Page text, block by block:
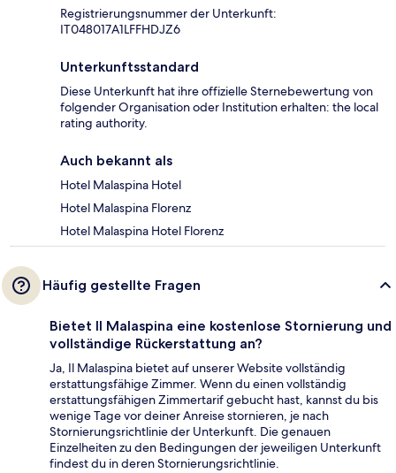
Registrierungsnummer der Unterkunft:
IT048017A1LFFHDJZ6
Unterkunftsstandard
Diese Unterkunft hat ihre offizielle Sternebewertung von
folgender Organisation oder Institution erhalten: the local
rating authority.
Auch bekannt als
Hotel Malaspina Hotel
Hotel Malaspina Florenz
Hotel Malaspina Hotel Florenz
Häufig gestellte Fragen
Bietet Il Malaspina eine kostenlose Stornierung und
vollständige Rückerstattung an?
Ja, Il Malaspina bietet auf unserer Website vollständig
erstattungsfähige Zimmer. Wenn du einen vollständig
erstattungsfähigen Zimmertarif gebucht hast, kannst du bis
wenige Tage vor deiner Anreise stornieren, je nach
Stornierungsrichtlinie der Unterkunft. Die genauen
Einzelheiten zu den Bedingungen der jeweiligen Unterkunft
findest du in deren Stornierungsrichtlinie.